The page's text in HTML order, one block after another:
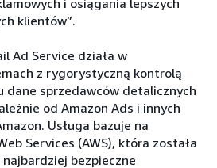
i osiągania lepszych
klientów”.
Ad Service działa w
z rygorystyczną kontrolą
dane sprzedawców detalicznych
od Amazon Ads i innych
Usługa bazuje na
Services (AWS), która została
bezpieczne